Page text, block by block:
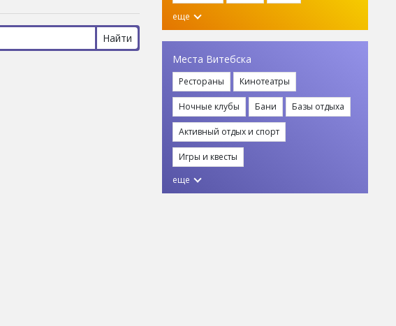
еще
Места Витебска
Рестораны Кинотеатры
Ночные клубы Бани Базы отдыха
Активный отдых и спорт
Игры и квесты
еще